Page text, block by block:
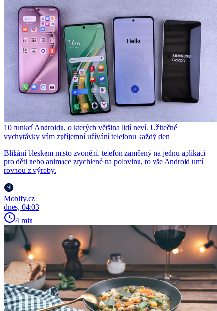
10 funkcí Androidu, o kterých většina lidí neví. Užitečné
vychytávky vám zpříjemní užívání telefonu každý den
Blikání bleskem místo zvonění, telefon zamčený na jednu aplikaci
pro děti nebo animace zrychlené na polovinu, to vše Android umí
rovnou z výroby.
Mobify.cz
dnes, 04:03
4 min